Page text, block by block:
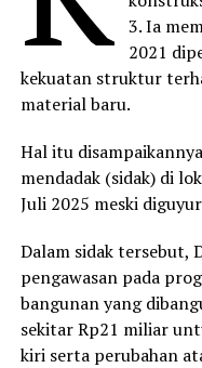
3. Ia
2021
kekuatan struktur
material baru.
Hal itu
mendadak (sidak) di
Juli 2025 meski
Dalam sidak tersebut,
pengawasan pada
bangunan yang
sekitar Rp21 miliar
kiri serta perubahan